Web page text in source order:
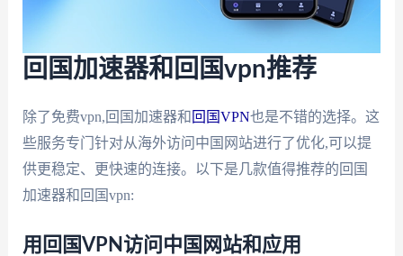
回国加速器和回国vpn推荐
除了免费vpn,回国加速器和 回国VPN也是不错的选择。这
些服务专门针对从海外访问中国网站进行了优化,可以提
供更稳定、更快速的连接。以下是几款值得推荐的回国
加速器和回国vpn:
用回国VPN访问中国网站和应用